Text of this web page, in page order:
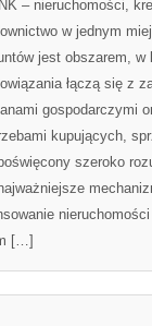
– nieruchomości,
w jednym
jest obszarem, w
łączą się z
gospodarczymi
kupujących,
szeroko
[…]